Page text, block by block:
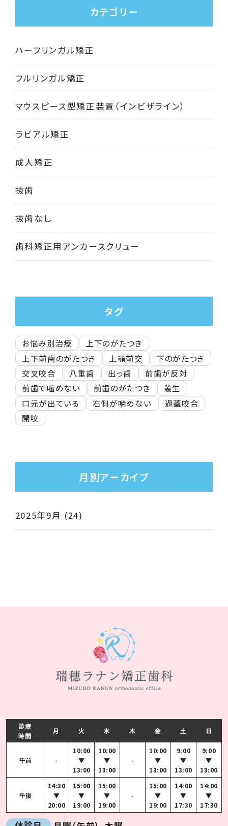
カテゴリー
ハーフリンガル矯正
フルリンガル矯正
マウスピース型矯正装置（インビザライン）
ラビアル矯正
成人矯正
抜歯
抜歯なし
歯科矯正用アンカースクリュー
タグ
お悩み別治療
上下のがたつき
上下前歯のがたつき
上顎前突
下のがたつき
交叉咬合
八重歯 出っ歯
前歯が反対
前歯で噛めない
前歯のがたつき
叢生
口元が出ている
右側が噛めない
過蓋咬合
開咬
月別アーカイブ
2025年9月 (24)
診療
時間
月 火 水 木 金 土 日
午前 -
10:00
▼
13:00
10:00
▼
13:00
-
10:00
▼
13:00
9:00
▼
13:00
9:00
▼
13:00
午後
14:30
▼
20:00
15:00
▼
19:00
15:00
▼
19:00
-
15:00
▼
19:00
14:00
▼
17:30
14:00
▼
17:30